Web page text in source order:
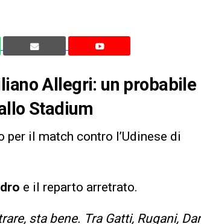
Allegri: un probabile
Stadium
per il match contro l’Udinese di
e il reparto arretrato.
sta bene. Tra Gatti, Rugani,